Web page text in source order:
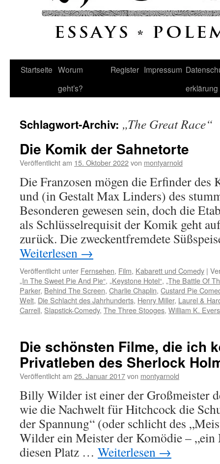
Startseite Worum
geht’s?
Register Impressum
erklärung
Schlagwort-Archiv: „The Great Race“
Die Komik der Sahnetorte
Veröffentlicht am 15. Oktober 2022von montyarnold
Die Franzosen mögen die Erfinder
und (in Gestalt Max Linders) des
Besonderen gewesen sein, doch die
als Schlüsselrequisit der Komik geht
zurück. Die zweckentfremdete
Weiterlesen →
Veröffentlicht unter Fernsehen, Film, Kabarett und Comedy |
„In The Sweet Pie And Pie“, „Keystone Hotel“, „The Battle Of
Parker, Behind The Screen, Charlie Chaplin, Custard Pie
Welt, Die Schlacht des Jahrhunderts, Henry Miller, Laurel &
Carrell, Slapstick-Comedy, The Three Stooges, William K.
Die schönsten Filme, die ich
Privatleben des Sherlock
Veröffentlicht am 25. Januar 2017von montyarnold
Billy Wilder ist einer der Großmeister
wie die Nachwelt für Hitchcock die
der Spannung“ (oder schlicht des
Wilder ein Meister der Komödie – „ein
diesen Platz … Weiterlesen →